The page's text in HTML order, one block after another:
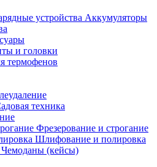
Аккумуляторы
и головки
термофенов
техника
Фрезерование и строгание
Шлифование и полировка
Чемоданы (кейсы)